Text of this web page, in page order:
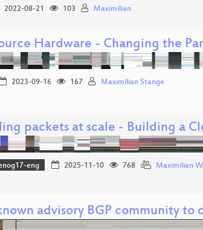
2022-08-21 103 Maximilian
Hardware - Changing the
2023-09-16 167 Maximilian Stange
packets at scale - Building a
eng 2025-11-10 768 Maximilian
advisory BGP community to